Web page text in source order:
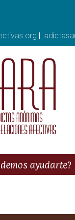
|
ayudarte?